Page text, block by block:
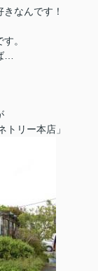
なんです！
。
…
リー本店」